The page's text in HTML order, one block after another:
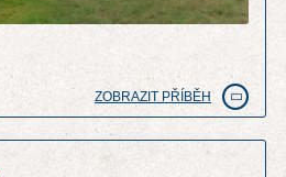
ZOBRAZIT PŘÍBĚH